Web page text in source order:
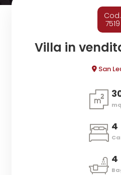
Cod.
7519
Villa in
San
mq
4
4
Comune